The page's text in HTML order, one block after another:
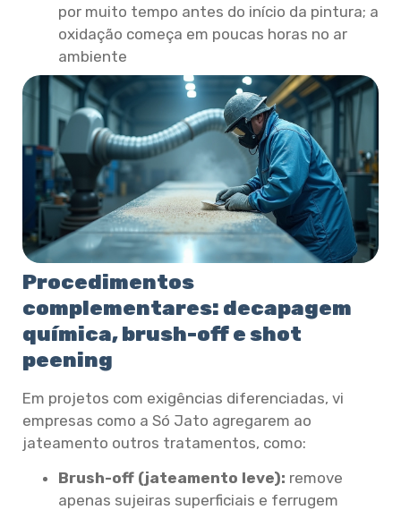
por muito tempo antes do início da pintura; a
oxidação começa em poucas horas no ar
ambiente
Procedimentos
complementares: decapagem
química, brush-off e shot
peening
Em projetos com exigências diferenciadas, vi
empresas como a Só Jato agregarem ao
jateamento outros tratamentos, como:
Brush-off (jateamento leve): remove
apenas sujeiras superficiais e ferrugem